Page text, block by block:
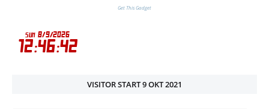
Get This Gadget
VISITOR START 9 OKT 2021